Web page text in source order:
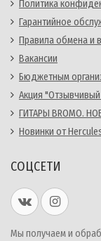
Политика
Гарантийное
Правила обмена и
Вакансии
Бюджетным
Акция "Отзывчивый
ГИТАРЫ BROMO.
Новинки от
СОЦСЕТИ
Мы получаем и